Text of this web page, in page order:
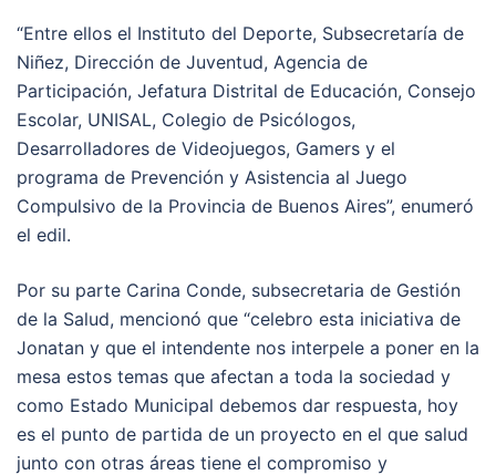
“Entre ellos el Instituto del Deporte, Subsecretaría de
Niñez, Dirección de Juventud, Agencia de
Participación, Jefatura Distrital de Educación, Consejo
Escolar, UNISAL, Colegio de Psicólogos,
Desarrolladores de Videojuegos, Gamers y el
programa de Prevención y Asistencia al Juego
Compulsivo de la Provincia de Buenos Aires”, enumeró
el edil.
Por su parte Carina Conde, subsecretaria de Gestión
de la Salud, mencionó que “celebro esta iniciativa de
Jonatan y que el intendente nos interpele a poner en la
mesa estos temas que afectan a toda la sociedad y
como Estado Municipal debemos dar respuesta, hoy
es el punto de partida de un proyecto en el que salud
junto con otras áreas tiene el compromiso y